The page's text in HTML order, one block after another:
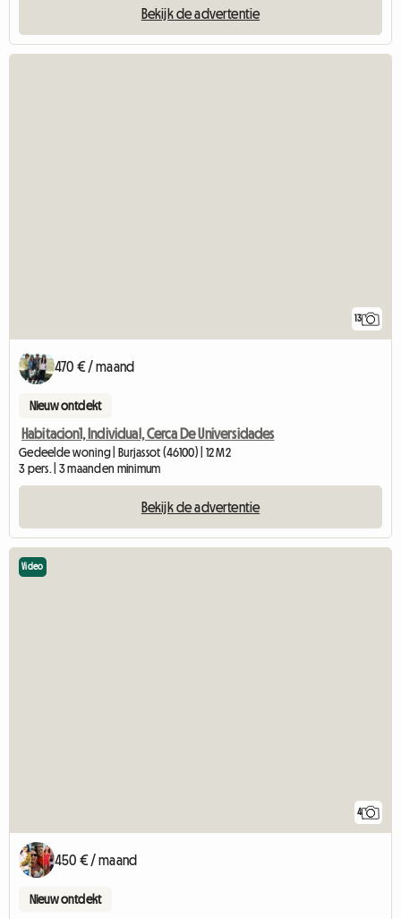
Bekijk de advertentie
13
470 € / maand
Nieuw ontdekt
Habitacion1, Individual, Cerca De Universidades
Gedeelde woning | Burjassot (46100) | 12 M2
3 pers. | 3 maanden minimum
Bekijk de advertentie
4
Video
450 € / maand
Nieuw ontdekt